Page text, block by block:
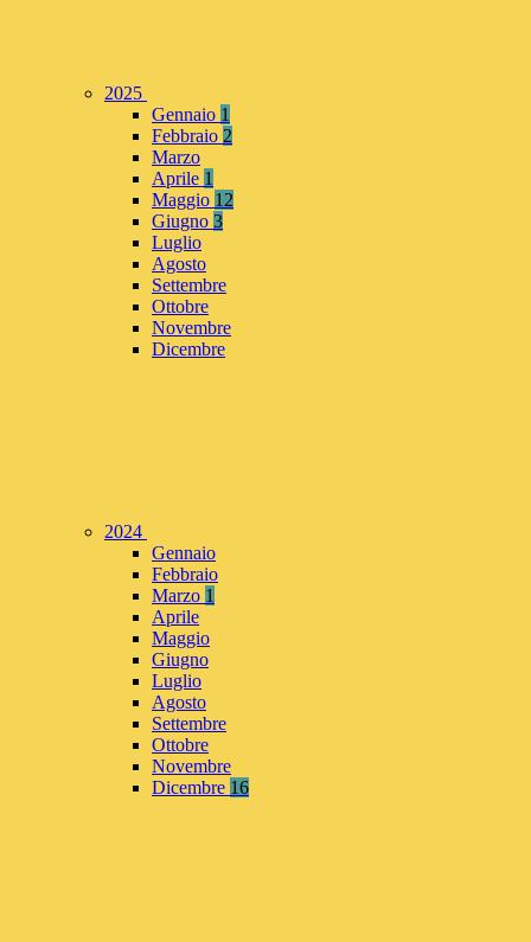
2025
Gennaio 1
Febbraio 2
Marzo
Aprile 1
Maggio 12
Giugno 3
Luglio
Agosto
Settembre
Ottobre
Novembre
Dicembre
2024
Gennaio
Febbraio
Marzo 1
Aprile
Maggio
Giugno
Luglio
Agosto
Settembre
Ottobre
Novembre
Dicembre 16